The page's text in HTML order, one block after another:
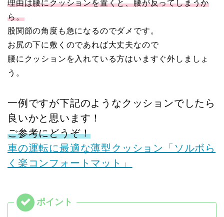
理由は腰にクッションを置くと、腰が反ってしまうか
ら。
股関節の角度も急になるのでダメです。
お尻の下に敷くのであれば大丈夫なので
腰にクッションを入れている方はいますぐ外しましょ
う。
一例ですが下記のようなクッションでしたら
良いかと思います！
ご参考にどうぞ！
車の運転に最適な薄型クッション「ソルボら
く楽コンフォートマット」